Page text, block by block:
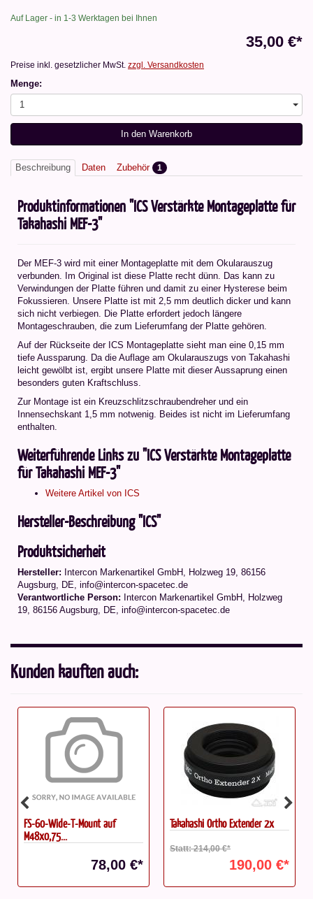
Auf Lager - in 1-3 Werktagen bei Ihnen
35,00 €*
Preise inkl. gesetzlicher MwSt. zzgl. Versandkosten
Menge:
1
In den Warenkorb
Beschreibung Daten Zubehör 1
Produktinformationen "ICS Verstärkte Montageplatte für
Takahashi MEF-3"
Der MEF-3 wird mit einer Montageplatte mit dem Okularauszug
verbunden. Im Original ist diese Platte recht dünn. Das kann zu
Verwindungen der Platte führen und damit zu einer Hysterese beim
Fokussieren. Unsere Platte ist mit 2,5 mm deutlich dicker und kann
sich nicht verbiegen. Die Platte erfordert jedoch längere
Montageschrauben, die zum Lieferumfang der Platte gehören.
Auf der Rückseite der ICS Montageplatte sieht man eine 0,15 mm
tiefe Aussparung. Da die Auflage am Okularauszugs von Takahashi
leicht gewölbt ist, ergibt unsere Platte mit dieser Aussaprung einen
besonders guten Kraftschluss.
Zur Montage ist ein Kreuzschlitzschraubendreher und ein
Innensechskant 1,5 mm notwenig. Beides ist nicht im Lieferumfang
enthalten.
Weiterführende Links zu "ICS Verstärkte Montageplatte
für Takahashi MEF-3"
Weitere Artikel von ICS
Hersteller-Beschreibung "ICS"
Produktsicherheit
Hersteller: Intercon Markenartikel GmbH, Holzweg 19, 86156
Augsburg, DE, info@intercon-spacetec.de
Verantwortliche Person: Intercon Markenartikel GmbH, Holzweg
19, 86156 Augsburg, DE, info@intercon-spacetec.de
Kunden kauften auch:
FS-60-Wide-T-Mount auf
M48x0,75...
78,00 €*
Takahashi Ortho Extender 2x
Statt: 214,00 €*
190,00 €*